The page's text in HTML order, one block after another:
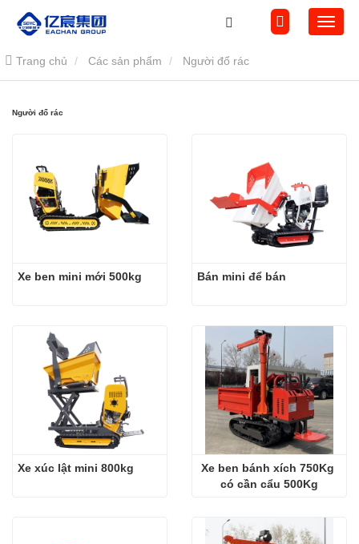
Trang chủ Các sản phẩm Người đổ rác
Người đổ rác
Xe ben mini mới 500kg Bán mini để bán
Xe xúc lật mini 800kg
Xe ben bánh xích 750Kg
có cần cẩu 500Kg